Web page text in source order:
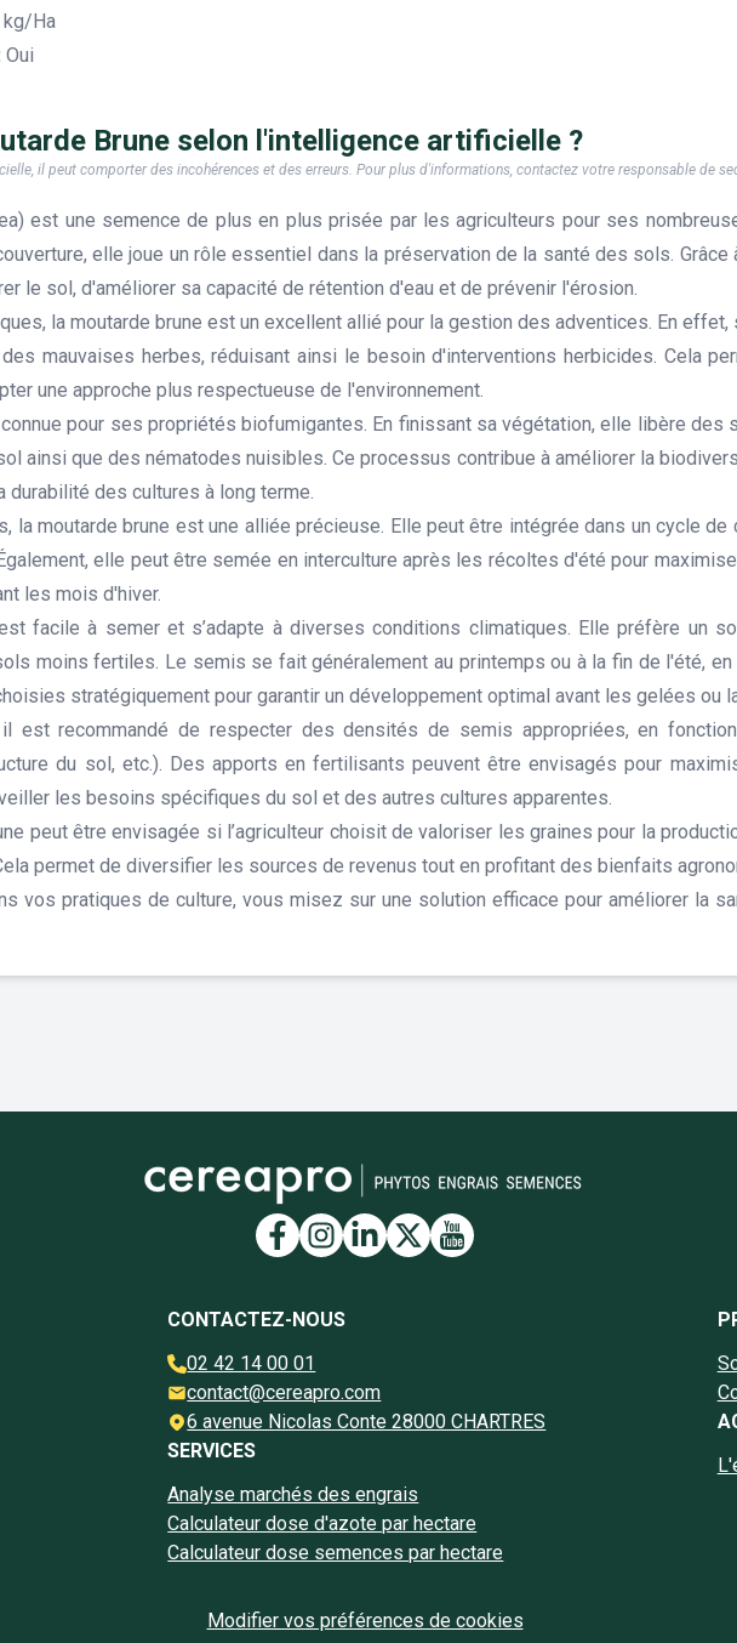
kg/Ha
Oui
Brune selon l'intelligence artificielle ?
il peut comporter des incohérences et des erreurs. Pour plus d'informations, contactez votre responsable de
est une semence de plus en plus prisée par les agriculteurs pour ses
elle joue un rôle essentiel dans la préservation de la santé des sols.
le sol, d'améliorer sa capacité de rétention d'eau et de prévenir l'érosion.
la moutarde brune est un excellent allié pour la gestion des adventices. En
mauvaises herbes, réduisant ainsi le besoin d'interventions herbicides. Cela
une approche plus respectueuse de l'environnement.
pour ses propriétés biofumigantes. En finissant sa végétation, elle libère des
ainsi que des nématodes nuisibles. Ce processus contribue à améliorer la
des cultures à long terme.
la moutarde brune est une alliée précieuse. Elle peut être intégrée dans un cycle
elle peut être semée en interculture après les récoltes d'été pour
les mois d'hiver.
facile à semer et s’adapte à diverses conditions climatiques. Elle préfère un
moins fertiles. Le semis se fait généralement au printemps ou à la fin de l'été,
stratégiquement pour garantir un développement optimal avant les gelées ou
il est recommandé de respecter des densités de semis appropriées, en
du sol, etc.). Des apports en fertilisants peuvent être envisagés pour
les besoins spécifiques du sol et des autres cultures apparentes.
peut être envisagée si l’agriculteur choisit de valoriser les graines pour la
permet de diversifier les sources de revenus tout en profitant des bienfaits
vos pratiques de culture, vous misez sur une solution efficace pour améliorer la
Lien vers la page Facebook
Lien vers la page Instagram
Lien vers la page Linkedin
Lien vers la page Twitter
Lien vers la chaine
CONTACTEZ-NOUS
02 42 14 00 01
contact@cereapro.com
6 avenue Nicolas Conte 28000 CHARTRES
SERVICES
Analyse marchés des engrais
Calculateur dose d'azote par hectare
Calculateur dose semences par hectare
Modifier vos préférences de cookies